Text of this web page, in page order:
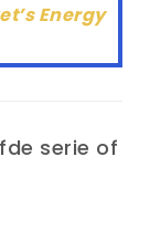
Energy
serie of